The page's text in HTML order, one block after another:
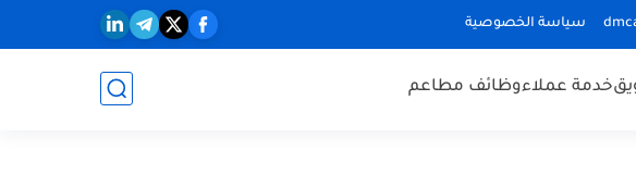
سياسة الخصوصية
خدمة عملاءوظائف مطاعم